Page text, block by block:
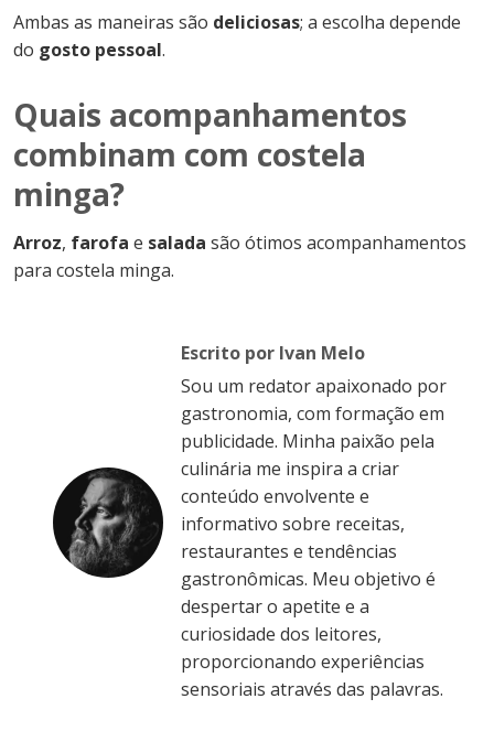
Ambas as maneiras são deliciosas; a escolha depende
do gosto pessoal.
Quais acompanhamentos
combinam com costela
minga?
Arroz, farofa e salada são ótimos acompanhamentos
para costela minga.
Escrito por Ivan Melo
Sou um redator apaixonado por
gastronomia, com formação em
publicidade. Minha paixão pela
culinária me inspira a criar
conteúdo envolvente e
informativo sobre receitas,
restaurantes e tendências
gastronômicas. Meu objetivo é
despertar o apetite e a
curiosidade dos leitores,
proporcionando experiências
sensoriais através das palavras.